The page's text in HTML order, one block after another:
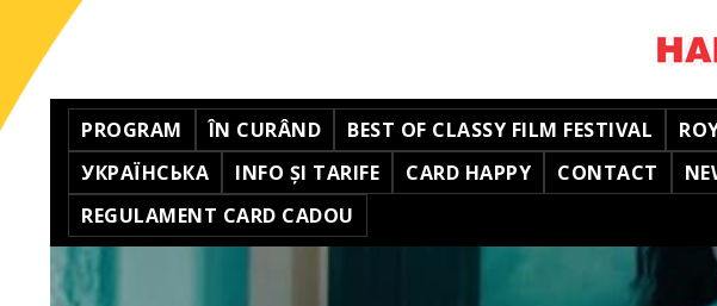
PROGRAM ÎN CURÂND BEST OF CLASSY FILM FESTIVAL
УКРАЇНСЬКА
INFO ȘI TARIFE CARD HAPPY CONTACT
REGULAMENT CARD CADOU